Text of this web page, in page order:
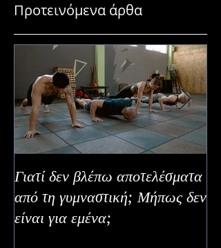
Προτεινόμενα άρθα
Γιατί δεν βλέπω αποτελέσματα
από τη γυμναστική; Μήπως δεν
είναι για εμένα;